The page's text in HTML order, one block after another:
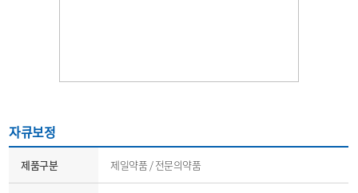
자큐보정
제품구분 제일약품 / 전문의약품